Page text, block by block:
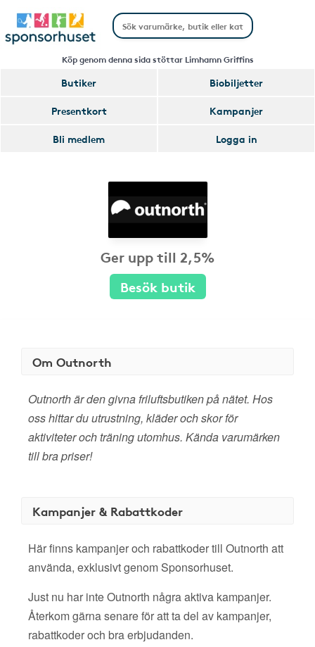
Köp genom denna sida stöttar Limhamn Griffins
Butiker
Biobiljetter
Presentkort
Kampanjer
Bli medlem
Logga in
Ger upp till 2,5%
Besök butik
Om Outnorth
Outnorth är den givna friluftsbutiken på nätet. Hos
oss hittar du utrustning, kläder och skor för
aktiviteter och träning utomhus. Kända varumärken
till bra priser!
Kampanjer & Rabattkoder
Här finns kampanjer och rabattkoder till Outnorth att
använda, exklusivt genom Sponsorhuset.
Just nu har inte Outnorth några aktiva kampanjer.
Återkom gärna senare för att ta del av kampanjer,
rabattkoder och bra erbjudanden.